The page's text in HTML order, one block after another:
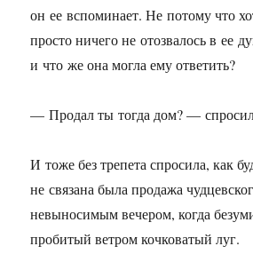
он ее вспоминает. Не потому что
просто ничего не отозвалось в ее
и что же она могла ему ответить?
— Продал ты тогда дом? —
И тоже без трепета спросила, как
не связана была продажа
невыносимым вечером, когда
пробитый ветром кочковатый луг.